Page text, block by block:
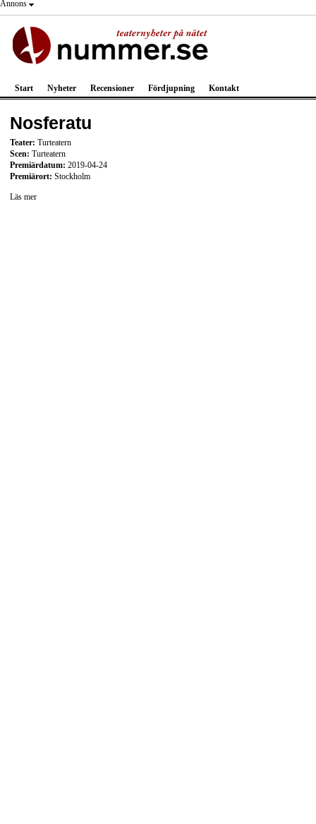
Annons
Start Nyheter Recensioner Fördjupning Kontakt
Nosferatu
Teater: Turteatern
Scen: Turteatern
Premiärdatum: 2019-04-24
Premiärort: Stockholm
Läs mer